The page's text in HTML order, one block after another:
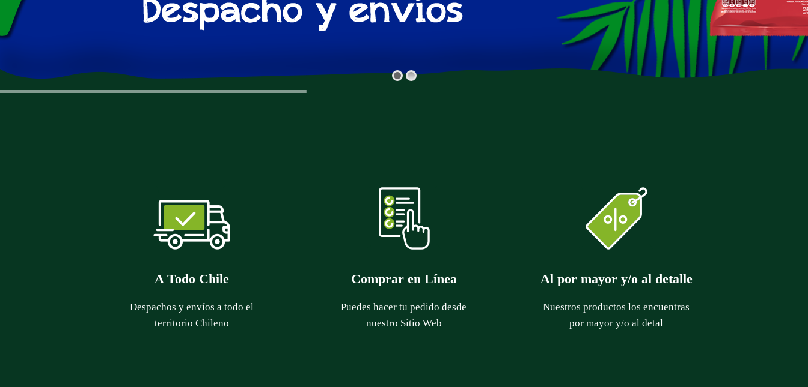
A Todo Chile
Despachos y envíos a todo el
territorio Chileno
Comprar en Línea
Puedes hacer tu pedido desde
nuestro Sitio Web
Al por mayor y/o al detalle
Nuestros productos los encuentras
por mayor y/o al detal